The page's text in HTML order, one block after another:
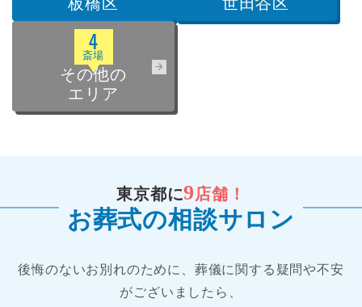
4
斎場
その他の
エリア
東京都に9店舗！
お葬式の相談サロン
後悔のないお別れのために、葬儀に関する疑問や不安
がございましたら、